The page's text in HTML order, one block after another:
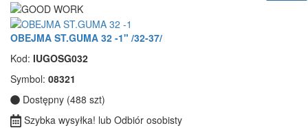
OBEJMA ST.GUMA 32 -1" /32-37/
Kod: IUGOSG032
Symbol: 08321
Dostępny (488 szt)
Szybka wysyłka! lub Odbiór osobisty